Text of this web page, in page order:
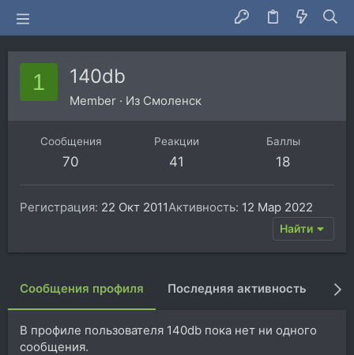
1 140db
Member · Из Смоленск
Сообщения
70
Реакции
41
Баллы
18
Регистрация 22 Окт 2011Активность 12 Мар 2022
Найти
Сообщения профиля Последняя активность
В профиле пользователя 140db пока нет ни одного
сообщения.